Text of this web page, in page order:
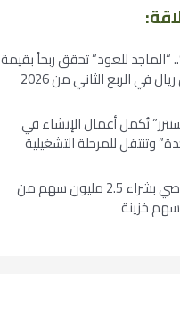
10.3%.. “الماجد للعود” تحقق ربحاً بقيمة
تُكمل أعمال الإنشاء في
وتنتقل للمرحلة التشغيلية
“إكسترا” توصي بشراء 2.5 مليون سهم من
خزينة